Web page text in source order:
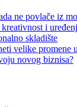
ne povlače iz
i
skladište
velike promene
novog biznisa?